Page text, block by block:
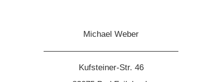
Michael Weber
————————————————
Kufsteiner-Str. 46